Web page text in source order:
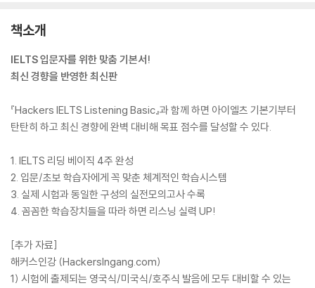
책소개
IELTS 입문자를 위한 맞춤 기본서!
최신 경향을 반영한 최신판
『Hackers IELTS Listening Basic』과 함께 하면 아이엘츠 기본기부터
탄탄히 하고 최신 경향에 완벽 대비해 목표 점수를 달성할 수 있다.
1. IELTS 리딩 베이직 4주 완성
2. 입문/초보 학습자에게 꼭 맞춘 체계적인 학습시스템
3. 실제 시험과 동일한 구성의 실전모의고사 수록
4. 꼼꼼한 학습장치들을 따라 하면 리스닝 실력 UP!
[추가 자료]
해커스인강 (HackersIngang.com)
1) 시험에 출제되는 영국식/미국식/호주식 발음에 모두 대비할 수 있는